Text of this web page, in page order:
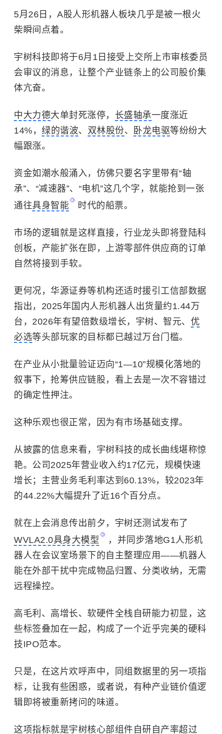
5月26日，A股人形机器人板块几乎是被一根火
柴瞬间点着。
宇树科技即将于6月1日接受上交所上市审核委员
会审议的消息，让整个产业链条上的公司股价集
体亢奋。
中大力德大单封死涨停， 长盛轴承一度涨近
14%， 绿的谐波、 双林股份、 卧龙电驱等纷纷大
幅跟涨。
资金如潮水般涌入，仿佛只要名字里带有“轴
承”、“减速器”、“电机”这几个字，就能抢到一张
通往具身智能 时代的船票。
市场的逻辑就是这样直接，行业龙头即将登陆科
创板，产能扩张在即，上游零部件供应商的订单
自然将接到手软。
更何况，华源证券等机构还适时援引工信部数据
指出，2025年国内人形机器人出货量约1.44万
台，2026年有望倍数级增长，宇树、智元、 优
必选等头部玩家的目标都已越过万台门槛。
在产业从小批量验证迈向“1—10”规模化落地的
叙事下，抢筹供应链股，看上去是一次不容错过
的确定性押注。
这种乐观也很正常，因为有市场基础支撑。
从披露的信息来看，宇树科技的成长曲线堪称惊
艳。公司2025年营业收入约17亿元，规模快速
增长；主营业务毛利率达到60.13%，较2023年
的44.22%大幅提升了近16个百分点。
就在上会消息传出前夕，宇树还测试发布了
WVLA2.0具身大模型
，并同步落地G1人形机
器人在会议室场景下的自主整理应用——机器人
能在外部干扰中完成物品归置、分类收纳，无需
远程操控。
高毛利、高增长、软硬件全栈自研能力初显，这
些标签叠加在一起，构成了一个近乎完美的硬科
技IPO范本。
只是，在这片欢呼声中，同组数据里的另一项指
标，让我有些困惑，或者说，有种产业链价值逻
辑即将被重新拷问的味道。
这项指标就是宇树核心部组件自研自产率超过